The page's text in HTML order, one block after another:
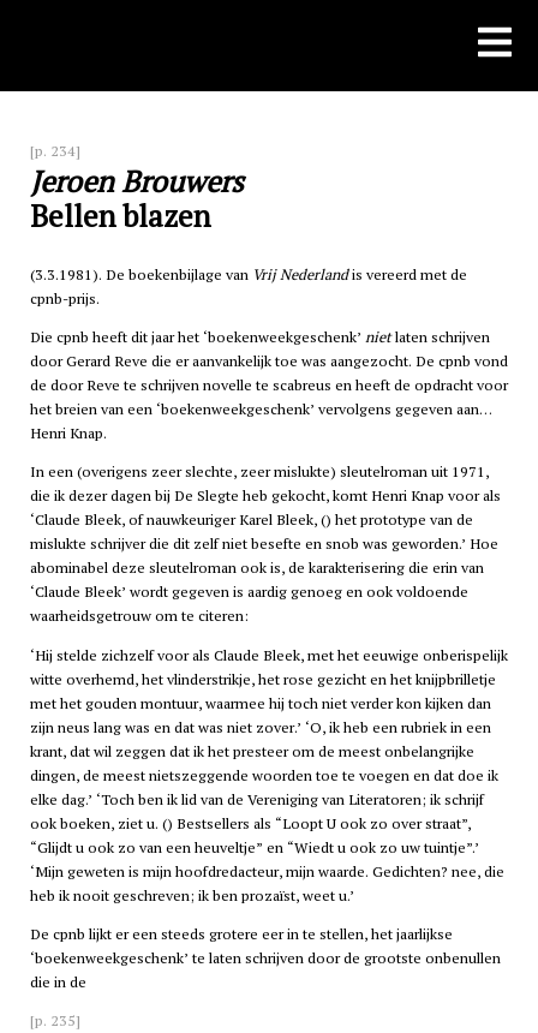
[p. 234]
Jeroen Brouwers
Bellen blazen
(3.3.1981). De boekenbijlage van Vrij Nederlandis vereerd met de
cpnb-prijs.
Die cpnb heeft dit jaar het ‘boekenweekgeschenk’ nietlaten schrijven
door Gerard Reve die er aanvankelijk toe was aangezocht. De cpnb vond
de door Reve te schrijven novelle te scabreus en heeft de opdracht voor
het breien van een ‘boekenweekgeschenk’ vervolgens gegeven aan…
Henri Knap.
In een (overigens zeer slechte, zeer mislukte) sleutelroman uit 1971,
die ik dezer dagen bij De Slegte heb gekocht, komt Henri Knap voor als
‘Claude Bleek, of nauwkeuriger Karel Bleek, () het prototype van de
mislukte schrijver die dit zelf niet besefte en snob was geworden.’ Hoe
abominabel deze sleutelroman ook is, de karakterisering die erin van
‘Claude Bleek’ wordt gegeven is aardig genoeg en ook voldoende
waarheidsgetrouw om te citeren:
‘Hij stelde zichzelf voor als Claude Bleek, met het eeuwige onberispelijk
witte overhemd, het vlinderstrikje, het rose gezicht en het knijpbrilletje
met het gouden montuur, waarmee hij toch niet verder kon kijken dan
zijn neus lang was en dat was niet zover.’ ‘O, ik heb een rubriek in een
krant, dat wil zeggen dat ik het presteer om de meest onbelangrijke
dingen, de meest nietszeggende woorden toe te voegen en dat doe ik
elke dag.’ ‘Toch ben ik lid van de Vereniging van Literatoren; ik schrijf
ook boeken, ziet u. () Bestsellers als “Loopt U ook zo over straat”,
“Glijdt u ook zo van een heuveltje” en “Wiedt u ook zo uw tuintje”.’
‘Mijn geweten is mijn hoofdredacteur, mijn waarde. Gedichten? nee, die
heb ik nooit geschreven; ik ben prozaïst, weet u.’
De cpnb lijkt er een steeds grotere eer in te stellen, het jaarlijkse
‘boekenweekgeschenk’ te laten schrijven door de grootste onbenullen
die in de
[p. 235]